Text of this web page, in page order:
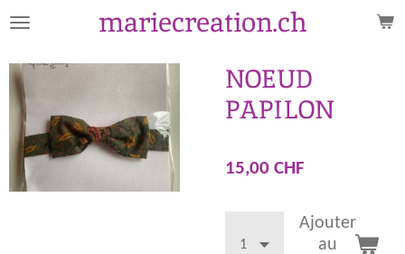
Passer
contenu
principal
mariecreation.ch
NOEUD
PAPILON
15,00 CHF
Ajouter
au